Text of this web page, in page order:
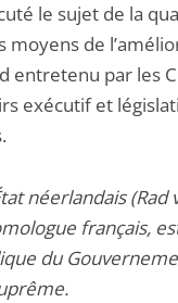
le sujet de la
moyens de
entretenu par les
exécutif et
néerlandais (Rad
français,
du